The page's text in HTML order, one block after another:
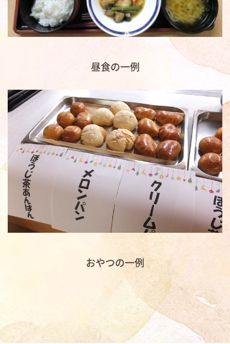
昼食の一例
おやつの一例